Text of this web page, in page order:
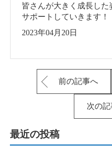
皆さんが大きく成長した
サポートしていきます！
2023年04月20日
前の記事へ
次の
最近の投稿